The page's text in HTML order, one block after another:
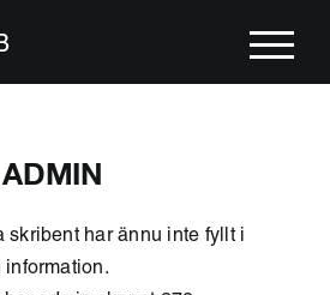
ADMIN
skribent har ännu inte fyllt i
information.